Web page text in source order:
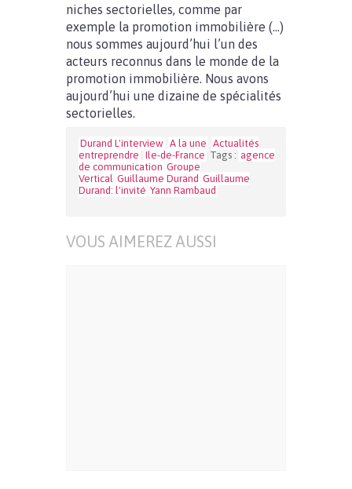
niches sectorielles, comme par
exemple la promotion immobilière (…)
nous sommes aujourd’hui l’un des
acteurs reconnus dans le monde de la
promotion immobilière. Nous avons
aujourd’hui une dizaine de spécialités
sectorielles.
Durand L'interview A la une Actualités
entreprendre Ile-de-France Tags : agence
de communication Groupe
Vertical Guillaume Durand Guillaume
Durand: l'invité Yann Rambaud
VOUS AIMEREZ AUSSI